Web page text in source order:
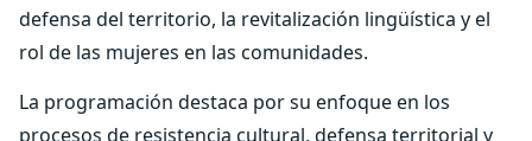
defensa del territorio, la revitalización lingüística y el
rol de las mujeres en las comunidades.
La programación destaca por su enfoque en los
procesos de resistencia cultural, defensa territorial y